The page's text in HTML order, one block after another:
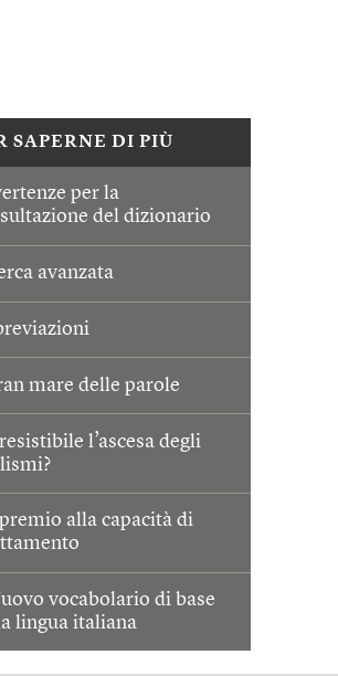
SAPERNE DI PIÙ
per la
del dizionario
avanzata
mare delle parole
l’ascesa degli
alla capacità di
vocabolario di base
lingua italiana